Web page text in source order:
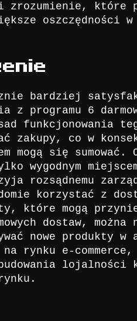
które
oszczędności w
bardziej
programu 6
funkcjonowania
zakupy, co w
mogą się sumować.
wygodnym
rozsądnemu
korzystać z
które mogą
dostaw,
nowe produkty w
rynku e-
lojalności